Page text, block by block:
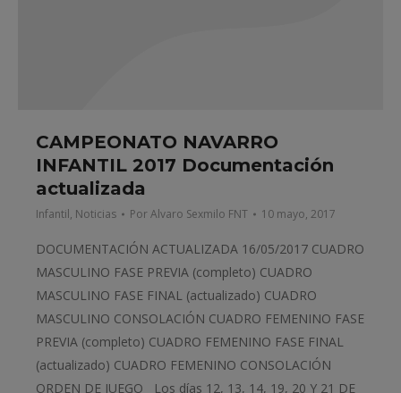
CAMPEONATO NAVARRO
INFANTIL 2017 Documentación
actualizada
Infantil, Noticias PorAlvaro Sexmilo FNT 10 mayo, 2017
DOCUMENTACIÓN ACTUALIZADA 16/05/2017 CUADRO
MASCULINO FASE PREVIA (completo) CUADRO
MASCULINO FASE FINAL (actualizado) CUADRO
MASCULINO CONSOLACIÓN CUADRO FEMENINO FASE
PREVIA (completo) CUADRO FEMENINO FASE FINAL
(actualizado) CUADRO FEMENINO CONSOLACIÓN
ORDEN DE JUEGO Los días 12, 13, 14, 19, 20 Y 21 DE